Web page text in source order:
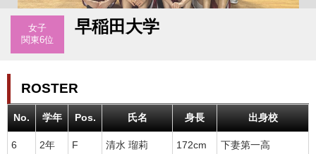
女子
関東6位
早稲田大学
ROSTER
No. 学年 Pos. 氏名 身長 出身校
6 2年 F 清水 瑠莉 172cm 下妻第一高